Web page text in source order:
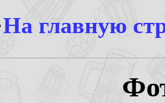
На главную